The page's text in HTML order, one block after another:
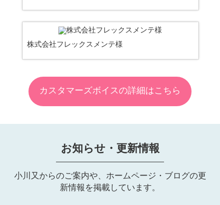
株式会社フレックスメンテ様
カスタマーズボイスの詳細はこちら
お知らせ・更新情報
小川又からのご案内や、ホームページ・ブログの更
新情報を掲載しています。